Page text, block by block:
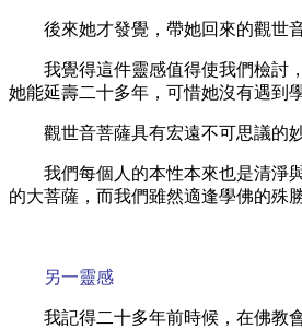
後來她才發覺，帶她回來的觀世
我覺得這件靈感值得使我們檢討
她能延壽二十多年，可惜她沒有遇到
觀世音菩薩具有宏遠不可思議的
我們每個人的本性本來也是清淨
的大菩薩，而我們雖然適逢學佛的殊
另一靈感
我記得二十多年前時候，在佛教